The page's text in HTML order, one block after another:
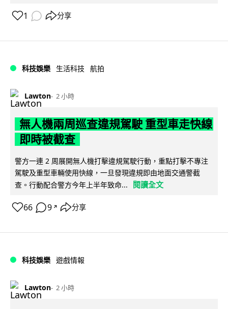
1 分享
科技娛樂 生活科技 航拍
Lawton 2 小時
無人機兩周巡查違規駕駛 重型車走快線
即時被截查
警方一連 2 周展開無人機打擊違規駕駛行動，重點打擊不專注
駕駛及重型車輛使用快線，一旦發現違規即由地面交通警截
查。行動配合警方今年上半年致命...
閱讀全文
66 9 ↗ 分享
科技娛樂 遊戲情報
Lawton 2 小時